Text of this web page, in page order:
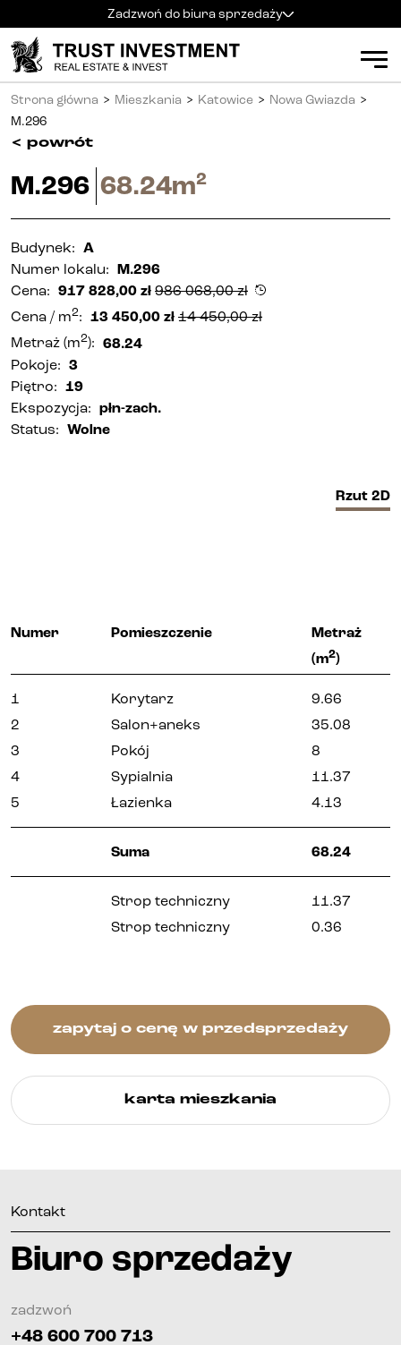
Zadzwoń do biura sprzedaży
Kielce +48 600 900 500
Biuro sprzedaży
Al. Solidarności 34
Radom
Gliwice
Częstochowa +48 791 187 887
Mieszkania
Kielce
Radom
Katowice
Gliwice
Częstochowa
Apartamenty inwestycyjne (PRS)
Aktualności
Kariera
Kontakt
Strona główna > Mieszkania > Katowice > Nowa Gwiazda >
M.296
< powrót
M.296 68.24m2
Budynek: A
Numer lokalu: M.296
Cena: 917 828,00 zł 986 068,00zł
Cena / m2: 13 450,00 zł 14 450,00zł
Metraż (m2): 68.24
Pokoje: 3
Piętro: 19
Ekspozycja: płn-zach.
Status: Wolne
Numer Pomieszczenie
Metraż
(m2)
1 Korytarz
9.66
2
Salon+aneks
35.08
3
Pokój
8
4
Sypialnia
11.37
5
Łazienka 4.13
Suma 68.24
Strop techniczny
11.37
Strop techniczny
0.36
zapytaj o cenę w przedsprzedaży
karta mieszkania
Rzut 2D
Kontakt
Biuro sprzedaży
zadzwoń
+48 600 700 713